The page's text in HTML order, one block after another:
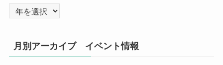
月別アーカイブ イベント情報